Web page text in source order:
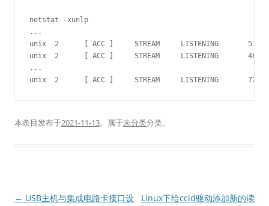
netstat -xunlp
...
unix  2      [ ACC ]     STREAM     LISTENING
unix  2      [ ACC ]     STREAM     LISTENING
...
本条目发布于2021-11-13。属于未分类分类。
文
← USB主机与集成电路卡接口设
Linux下给ccid驱动添加新的读